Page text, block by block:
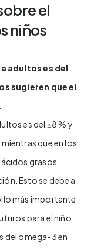
el
niños
adultos es del
sugieren que el
es del ≥8 % y
que en los
grasos
Esto se debe a
más importante
para el niño.
del omega-3 en